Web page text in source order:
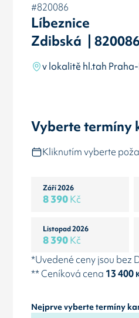
#820086
Líbeznice
Zdibská |
v lokalitě hl.tah
Vyberte termíny
Kliknutím vyberte
Září 2026
8 390Kč
Listopad 2026
8 390Kč
*Uvedené ceny jsou bez
** Ceníková cena 13 400
Nejprve vyberte termíny